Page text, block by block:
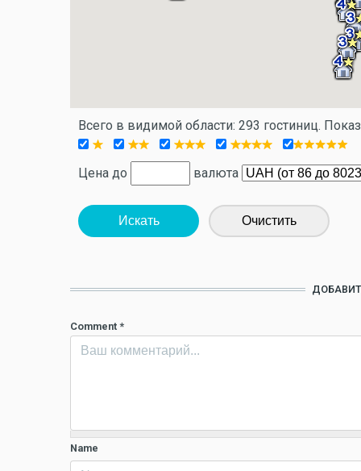
Всего в видимой области: 293 гостиниц.
Цена до валюта
Искать Очистить
Comment *
Name